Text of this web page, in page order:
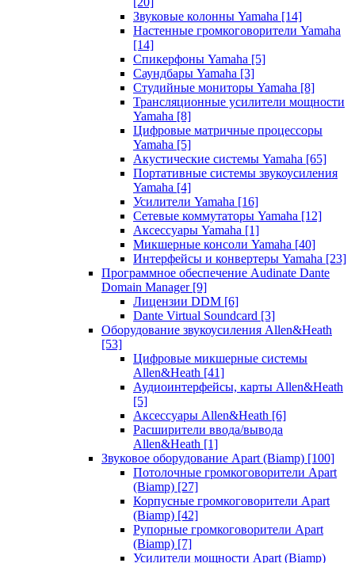
Звуковые колонны Yamaha [14]
Настенные громкоговорители Yamaha
[14]
Спикерфоны Yamaha [5]
Саундбары Yamaha [3]
Студийные мониторы Yamaha [8]
Трансляционные усилители мощности
Yamaha [8]
Цифровые матричные процессоры
Yamaha [5]
Акустические системы Yamaha [65]
Портативные системы звукоусиления
Yamaha [4]
Усилители Yamaha [16]
Сетевые коммутаторы Yamaha [12]
Аксессуары Yamaha [1]
Микшерные консоли Yamaha [40]
Интерфейсы и конвертеры Yamaha [23]
Программное обеспечение Audinate Dante
Domain Manager [9]
Лицензии DDM [6]
Dante Virtual Soundcard [3]
Оборудование звукоусиления Allen&Heath
[53]
Цифровые микшерные системы
Allen&Heath [41]
Аудиоинтерфейсы, карты Allen&Heath
[5]
Аксессуары Allen&Heath [6]
Расширители ввода/вывода
Allen&Heath [1]
Звуковое оборудование Apart (Biamp) [100]
Потолочные громкоговорители Apart
(Biamp) [27]
Корпусные громкоговорители Apart
(Biamp) [42]
Рупорные громкоговорители Apart
(Biamp) [7]
Усилители мощности Apart (Biamp)